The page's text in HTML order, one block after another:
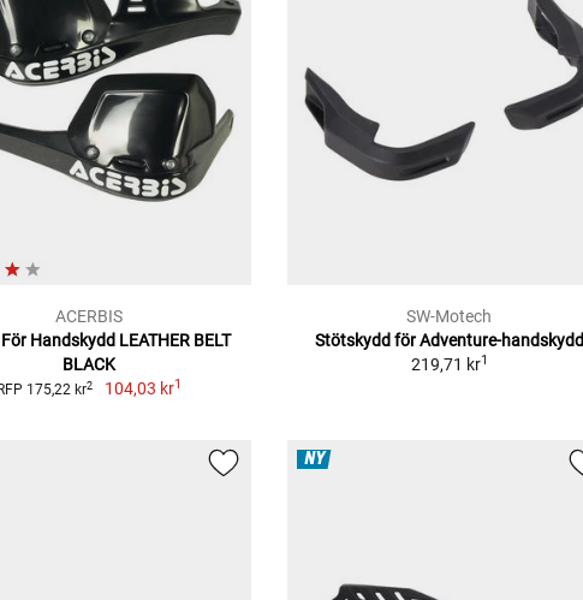
ACERBIS
Handskydd LEATHER BELT
BLACK
175,22 kr2 104,03 kr1
SW-Motech
Stötskydd för Adventure-handskydd
219,71 kr1
NY